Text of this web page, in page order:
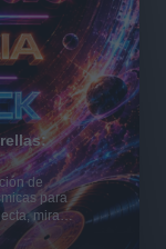
de
para
mira
¡Guarda